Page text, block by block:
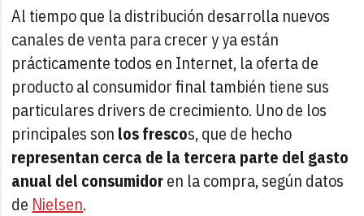
Al tiempo que la distribución desarrolla nuevos
canales de venta para crecer y ya están
prácticamente todos en Internet, la oferta de
producto al consumidor final también tiene sus
particulares drivers de crecimiento. Uno de los
principales son los frescos, que de hecho
representan cerca de la tercera parte del gasto
anual del consumidoren la compra, según datos
de Nielsen.